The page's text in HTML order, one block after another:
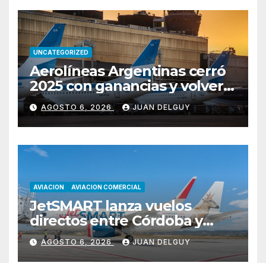
UNCATEGORIZED
Aerolíneas Argentinas cerró
2025 con ganancias y volverá
a pagar impuesto a las
ganancias
AGOSTO 6, 2026 JUAN DELGUY
AVIACION AVIACION COMERCIAL
JetSMART lanza vuelos
directos entre Córdoba y
Florianópolis
AGOSTO 6, 2026 JUAN DELGUY